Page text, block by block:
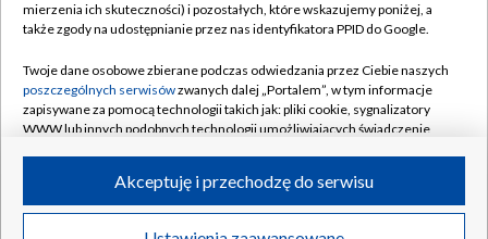
Naziemna Telewizja Cyfrowa
Rada Programowa
System NOS
Informacje o nadawcy
Program dla prasy
Pomoc
Kontakt
Kanały
©2026 Telewizja Polska S.A. w likwidacji
mierzenia ich skuteczności) i pozostałych, które wskazujemy poniżej, a
także zgody na udostępnianie przez nas identyfikatora PPID do Google.
Twoje dane osobowe zbierane podczas odwiedzania przez Ciebie naszych
poszczególnych serwisówzwanych dalej „Portalem”, w tym informacje
zapisywane za pomocą technologii takich jak: pliki cookie, sygnalizatory
WWW lub innych podobnych technologii umożliwiających świadczenie
ruchu w Internecie.
Twoje dane osobowe zbierane podczas odwiedzania przez Ciebie
Akceptuję i przechodzę do serwisu